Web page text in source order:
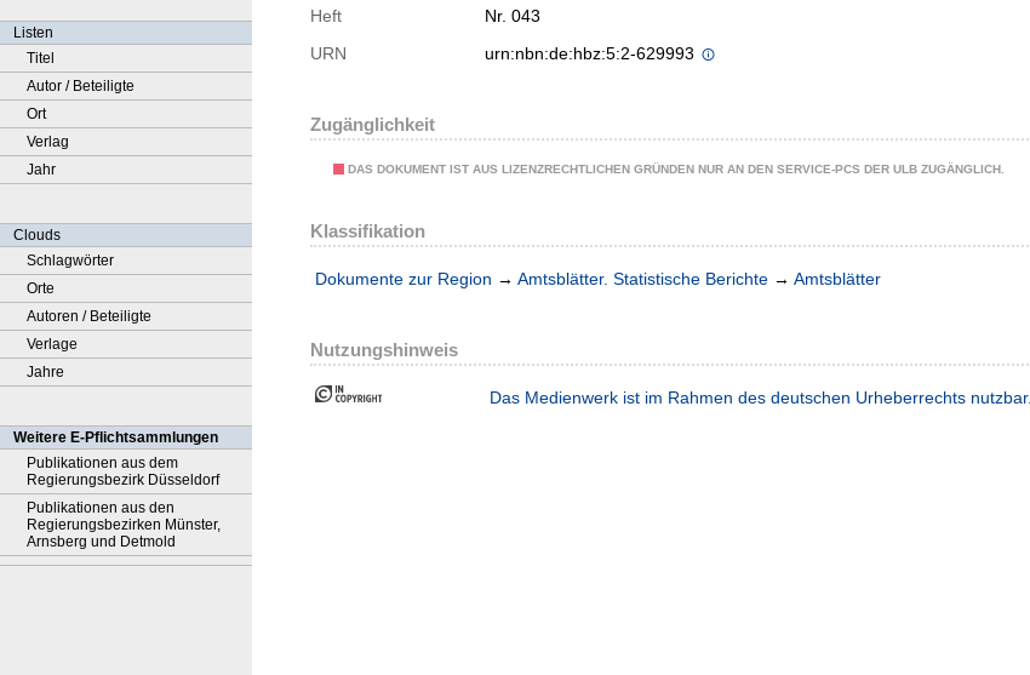
Listen
Titel
Autor / Beteiligte
Ort
Verlag
Jahr
Clouds
Schlagwörter
Orte
Autoren / Beteiligte
Verlage
Jahre
Weitere E-Pflichtsammlungen
Publikationen aus dem
Regierungsbezirk Düsseldorf
Publikationen aus den
Regierungsbezirken Münster,
Arnsberg und Detmold
Heft
Nr. 043
URN
urn:nbn:de:hbz:5:2-629993
Zugänglichkeit
DAS DOKUMENT IST AUS LIZENZRECHTLICHEN GRÜNDEN NUR AN DEN SERVICE-PCS DER ULB ZUGÄNGLICH.
Klassifikation
Dokumente zur Region → Amtsblätter. Statistische Berichte → Amtsblätter
Nutzungshinweis
Das Medienwerk ist im Rahmen des deutschen Urheberrechts nutzbar.